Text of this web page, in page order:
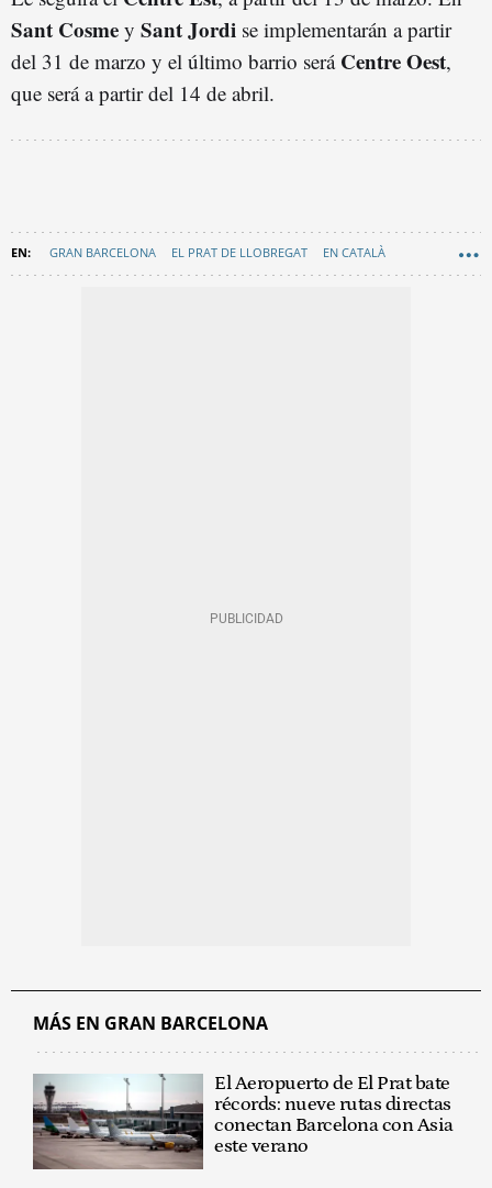
Sant Cosme y Sant Jordi se implementarán a partir
del 31 de marzo y el último barrio será Centre Oest,
que será a partir del 14 de abril.
GRAN BARCELONA EL PRAT DE LLOBREGAT EN CATALÀ
MÁS EN GRAN BARCELONA
El Aeropuerto de El Prat bate
récords: nueve rutas directas
conectan Barcelona con Asia
este verano